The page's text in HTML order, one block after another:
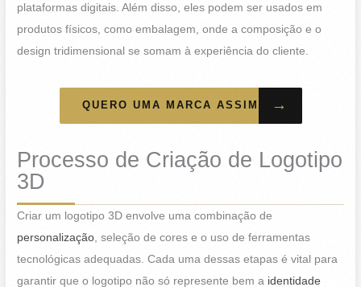
plataformas digitais. Além disso, eles podem ser usados em
produtos físicos, como embalagem, onde a composição e o
design tridimensional se somam à experiência do cliente.
QUERO UMA MARCA ASSIM →
Processo de Criação de Logotipo
3D
Criar um logotipo 3D envolve uma combinação de
personalização , seleção de cores e o uso de ferramentas
tecnológicas adequadas. Cada uma dessas etapas é vital para
garantir que o logotipo não só represente bem a identidade